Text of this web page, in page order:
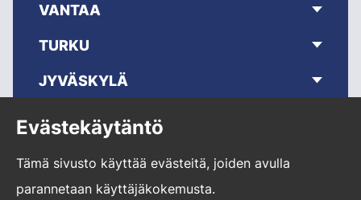
Evästekäytäntö
Tämä sivusto käyttää evästeitä, joiden avulla
parannetaan käyttäjäkokemusta.
VANTAA
TURKU
JYVÄSKYLÄ
OULU
YLÖJÄRVI